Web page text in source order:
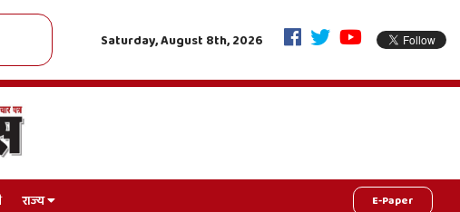
सुरक्षा-सफाईकर्मियों को 25% हाई-रिस्क अलाउंस राजस्थान में 'वन स्टेट-वन
चुनाव
Saturday, August 8th, 2026
राज्य E-Paper